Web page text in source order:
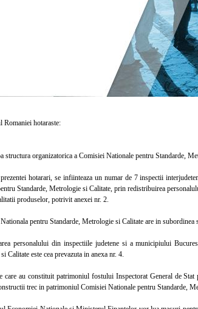
hotaraste:
structura organizatorica a Comisiei Nationale pentru Standarde,
hotarari, se infiinteaza un numar de 7 inspectii
Standarde, Metrologie si Calitate, prin redistribuirea
produselor, potrivit anexei nr. 2.
pentru Standarde, Metrologie si Calitate are in subordinea
personalului din inspectiile judetene si a municipiului
Calitate este cea prevazuta in anexa nr. 4.
au constituit patrimoniul fostului Inspectorat General de
trec in patrimoniul Comisiei Nationale pentru Standarde,